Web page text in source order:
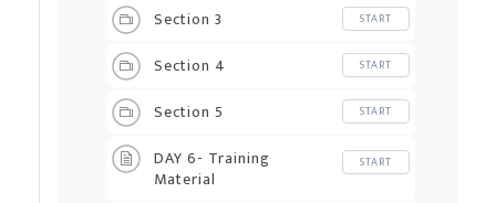
Section 3 START
Section 4 START
Section 5 START
DAY 6- Training
Material
START